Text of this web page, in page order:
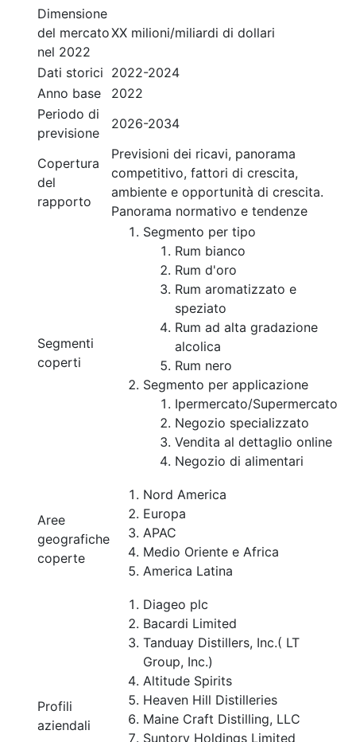
Dimensione
del mercato
nel 2022
XX milioni/miliardi di dollari
Dati storici 2022-2024
Anno base
2022
Periodo di
previsione
2026-2034
Copertura
del
rapporto
Previsioni dei ricavi, panorama
competitivo, fattori di crescita,
ambiente e opportunità di crescita.
Panorama normativo e tendenze
Segmenti
coperti
Segmento per tipo
Rum bianco
Rum d'oro
Rum aromatizzato e
speziato
Rum ad alta gradazione
alcolica
Rum nero
Segmento per applicazione
Ipermercato/Supermercato
Negozio specializzato
Vendita al dettaglio online
Negozio di alimentari
Aree
geografiche
coperte
Nord America
Europa
APAC
Medio Oriente e Africa
America Latina
Profili
aziendali
Diageo plc
Bacardi Limited
Tanduay Distillers, Inc.( LT
Group, Inc.)
Altitude Spirits
Heaven Hill Distilleries
Maine Craft Distilling, LLC
Suntory Holdings Limited